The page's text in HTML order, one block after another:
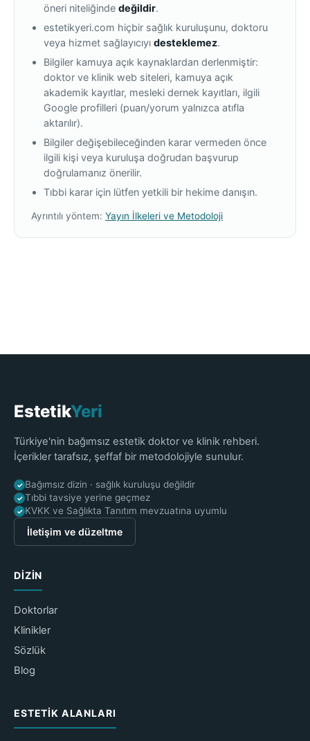
öneri niteliğinde değildir.
estetikyeri.com hiçbir sağlık kuruluşunu, doktoru
veya hizmet sağlayıcıyı desteklemez.
Bilgiler kamuya açık kaynaklardan derlenmiştir:
doktor ve klinik web siteleri, kamuya açık
akademik kayıtlar, mesleki dernek kayıtları, ilgili
Google profilleri (puan/yorum yalnızca atıfla
aktarılır).
Bilgiler değişebileceğinden karar vermeden önce
ilgili kişi veya kuruluşa doğrudan başvurup
doğrulamanız önerilir.
Tıbbi karar için lütfen yetkili bir hekime danışın.
Ayrıntılı yöntem: Yayın İlkeleri ve Metodoloji
EstetikYeri
Türkiye'nin bağımsız estetik doktor ve klinik rehberi.
İçerikler tarafsız, şeffaf bir metodolojiyle sunulur.
✓ Bağımsız dizin · sağlık kuruluşu değildir
✓ Tıbbi tavsiye yerine geçmez
✓ KVKK ve Sağlıkta Tanıtım mevzuatına uyumlu
İletişim ve düzeltme
DIZIN
Doktorlar
Klinikler
Sözlük
Blog
ESTETIK ALANLARI